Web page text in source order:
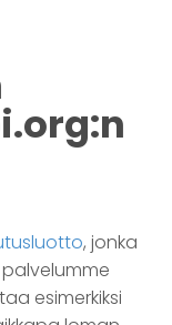
, jonka
esimerkiksi